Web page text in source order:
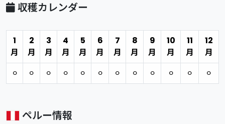
収穫カレンダー
1
月
2
月
3
月
4
月
5
月
6
月
7
月
8
月
9
月
10
月
11
月
12
月
⚪︎
⚪︎ ⚪︎ ⚪︎ ⚪︎ ⚪︎ ⚪︎ ⚪︎ ⚪︎ ⚪︎ ⚪︎ ⚪︎
ペルー情報